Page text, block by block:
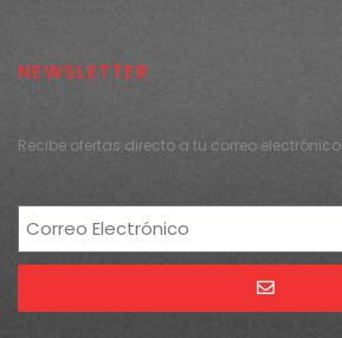
NEWSLETTER
Recibe ofertas directo a tu correo electrónico